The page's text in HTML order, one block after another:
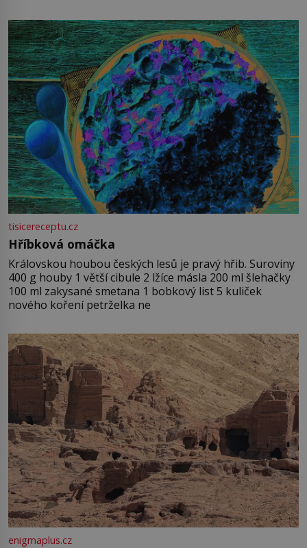
tisicereceptu.cz
Hříbková omáčka
Královskou houbou českých lesů je pravý hřib. Suroviny
400 g houby 1 větší cibule 2 lžíce másla 200 ml šlehačky
100 ml zakysané smetana 1 bobkový list 5 kuliček
nového koření petrželka ne
enigmaplus.cz